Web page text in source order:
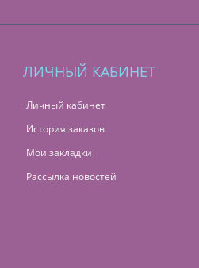
ЛИЧНЫЙ КАБИНЕТ
Личный кабинет
История заказов
Мои закладки
Рассылка новостей